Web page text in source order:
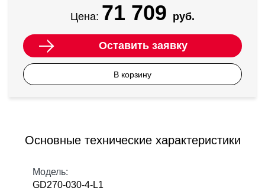
Цена: 71 709 руб.
Оставить заявку
В корзину
Основные технические характеристики
Модель:
GD270-030-4-L1